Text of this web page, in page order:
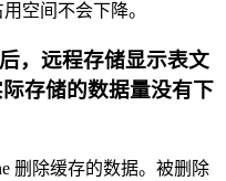
空间不会下降。
，远程存储显示表文
存储的数据量没有下
删除缓存的数据。被删除